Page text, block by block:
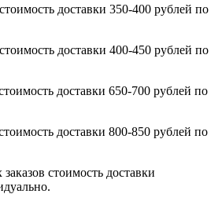
доставки 350-400 рублей по
доставки 400-450 рублей по
доставки 650-700 рублей по
доставки 800-850 рублей по
стоимость доставки